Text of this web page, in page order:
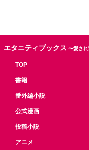
エタニティブックス 〜愛さ
TOP
書籍
番外編小説
公式漫画
投稿小説
アニメ